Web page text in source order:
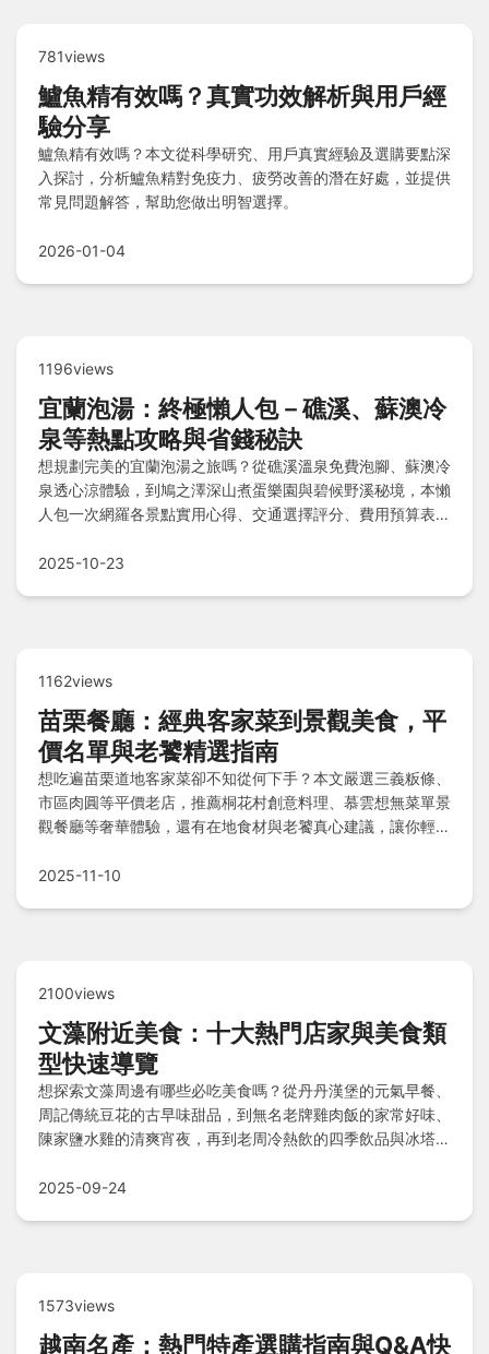
781views
鱸魚精有效嗎？真實功效解析與用戶經
驗分享
鱸魚精有效嗎？本文從科學研究、用戶真實經驗及選購要點深
入探討，分析鱸魚精對免疫力、疲勞改善的潛在好處，並提供
常見問題解答，幫助您做出明智選擇。
2026-01-04
1196views
宜蘭泡湯：終極懶人包－礁溪、蘇澳冷
泉等熱點攻略與省錢秘訣
想規劃完美的宜蘭泡湯之旅嗎？從礁溪溫泉免費泡腳、蘇澳冷
泉透心涼體驗，到鳩之澤深山煮蛋樂園與碧候野溪秘境，本懶
人包一次網羅各景點實用心得、交通選擇評分、費用預算表，
樂趣！
2025-10-23
1162views
苗栗餐廳：經典客家菜到景觀美食，平
價名單與老饕精選指南
想吃遍苗栗道地客家菜卻不知從何下手？本文嚴選三義粄條、
市區肉圓等平價老店，推薦桐花村創意料理、慕雲想無菜單景
觀餐廳等奢華體驗，還有在地食材與老饕真心建議，讓你輕鬆
2025-11-10
2100views
文藻附近美食：十大熱門店家與美食類
型快速導覽
想探索文藻周邊有哪些必吃美食嗎？從丹丹漢堡的元氣早餐、
周記傳統豆花的古早味甜品，到無名老牌雞肉飯的家常好味、
陳家鹽水雞的清爽宵夜，再到老周冷熱飲的四季飲品與冰塔的
擇，滿足你的味蕾需求！
2025-09-24
1573views
越南名產：熱門特產選購指南與Q&A快